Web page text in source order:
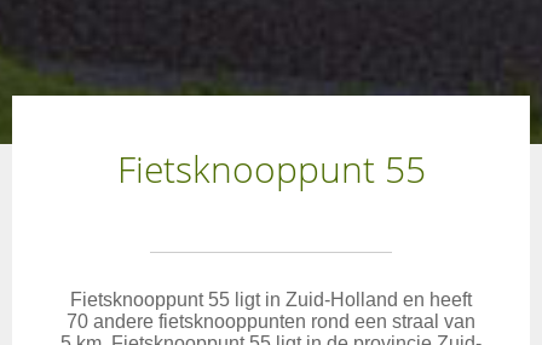
Fietsknooppunt 55
Fietsknooppunt 55 ligt in Zuid-Holland en heeft
70 andere fietsknooppunten rond een straal van